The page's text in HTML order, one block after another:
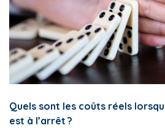
Quels sont les coûts réels
est à l’arrêt ?